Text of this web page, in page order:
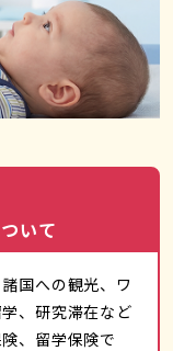
いて
国への観光、ワ
、研究滞在など
、留学保険で